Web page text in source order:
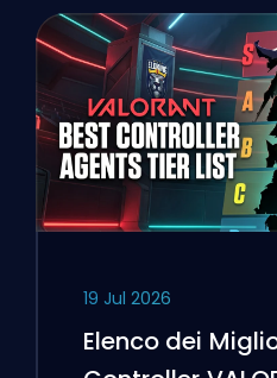
19 Jul 2026
Elenco dei